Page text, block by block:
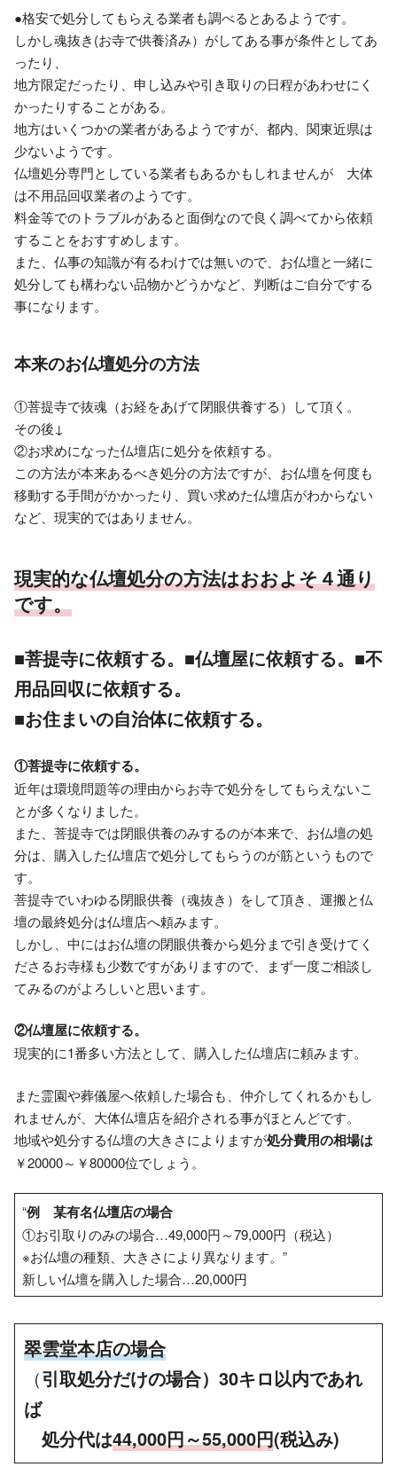
●格安で処分してもらえる業者も調べるとあるようです。
しかし魂抜き(お寺で供養済み）がしてある事が条件としてあ
ったり、
地方限定だったり、申し込みや引き取りの日程があわせにく
かったりすることがある。
地方はいくつかの業者があるようですが、都内、関東近県は
少ないようです。
仏壇処分専門としている業者もあるかもしれませんが 大体
は不用品回収業者のようです。
料金等でのトラブルがあると面倒なので良く調べてから依頼
することをおすすめします。
また、仏事の知識が有るわけでは無いので、お仏壇と一緒に
処分しても構わない品物かどうかなど、判断はご自分でする
事になります。
本来のお仏壇処分の方法
①菩提寺で抜魂（お経をあげて閉眼供養する）して頂く。
その後↓
②お求めになった仏壇店に処分を依頼する。
この方法が本来あるべき処分の方法ですが、お仏壇を何度も
移動する手間がかかったり、買い求めた仏壇店がわからない
など、現実的ではありません。
現実的な仏壇処分の方法はおおよそ４通り
です。
■菩提寺に依頼する。■仏壇屋に依頼する。■不
用品回収に依頼する。
■お住まいの自治体に依頼する。
①菩提寺に依頼する。
近年は環境問題等の理由からお寺で処分をしてもらえないこ
とが多くなりました。
また、菩提寺では閉眼供養のみするのが本来で、お仏壇の処
分は、購入した仏壇店で処分してもらうのが筋というもので
す。
菩提寺でいわゆる閉眼供養（魂抜き）をして頂き、運搬と仏
壇の最終処分は仏壇店へ頼みます。
しかし、中にはお仏壇の閉眼供養から処分まで引き受けてく
ださるお寺様も少数ですがありますので、まず一度ご相談し
てみるのがよろしいと思います。
②仏壇屋に依頼する。
現実的に1番多い方法として、購入した仏壇店に頼みます。
また霊園や葬儀屋へ依頼した場合も、仲介してくれるかもし
れませんが、大体仏壇店を紹介される事がほとんどです。
地域や処分する仏壇の大きさによりますが処分費用の相場は
￥20000～￥80000位でしょう。
“例 某有名仏壇店の場合
①お引取りのみの場合…49,000円～79,000円（税込）
※お仏壇の種類、大きさにより異なります。”
新しい仏壇を購入した場合…20,000円
翠雲堂本店の場合
（引取処分だけの場合）30キロ以内であれ
ば
処分代は44,000円～55,000円(税込み)